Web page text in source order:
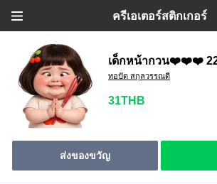
ครีเอเตอร์สติกเกอร์
เด็กหน้ากวน❤️❤️❤️
ทอปัด สกุลวรรณดี
31THB
ส่งของขวัญ